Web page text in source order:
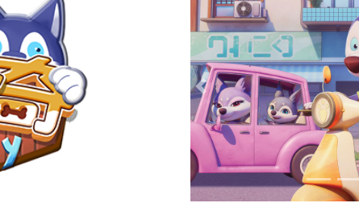
Previous